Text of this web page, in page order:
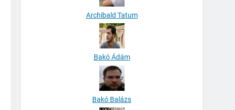
Archibald Tatum
Bakó Ádám
Bakó Balázs